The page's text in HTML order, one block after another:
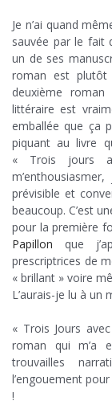
Je n’ai quand
sauvée par le fait
un de ses
roman est plutôt
deuxième
littéraire est
emballée que ça
piquant au livre
« Trois jours
prévisible et
beaucoup. C’est
pour la première
Papillon que
prescriptrices de
« brillant » voire
L’aurais-je lu à un
« Trois Jours
roman qui m’a
trouvailles
l’engouement
!